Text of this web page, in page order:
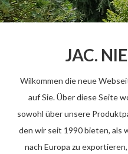
JAC.
Wilkommen die neue
auf Sie. Über diese Seite
sowohl über unsere
den wir seit 1990 bieten, als
nach Europa zu